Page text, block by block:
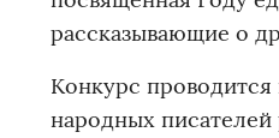
рассказывающие о
Конкурс
народных писателей